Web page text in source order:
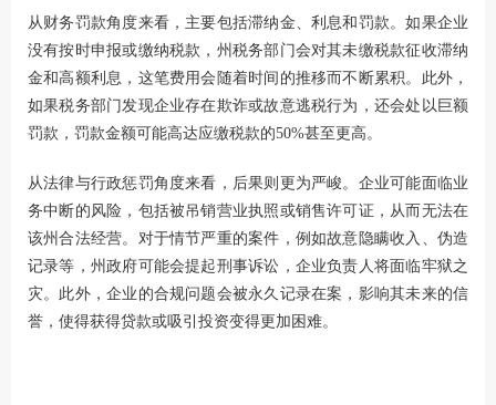
从财务罚款角度来看，主要包括滞纳金、利息和罚款。如果企业
没有按时申报或缴纳税款，州税务部门会对其未缴税款征收滞纳
金和高额利息，这笔费用会随着时间的推移而不断累积。此外，
如果税务部门发现企业存在欺诈或故意逃税行为，还会处以巨额
罚款，罚款金额可能高达应缴税款的50%甚至更高。
从法律与行政惩罚角度来看，后果则更为严峻。企业可能面临业
务中断的风险，包括被吊销营业执照或销售许可证，从而无法在
该州合法经营。对于情节严重的案件，例如故意隐瞒收入、伪造
记录等，州政府可能会提起刑事诉讼，企业负责人将面临牢狱之
灾。此外，企业的合规问题会被永久记录在案，影响其未来的信
誉，使得获得贷款或吸引投资变得更加困难。